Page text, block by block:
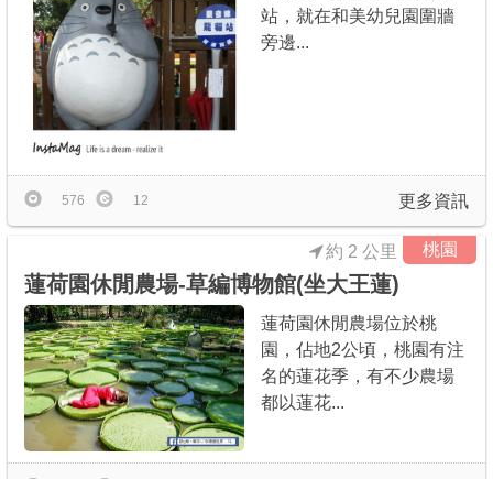
站，就在和美幼兒園圍牆
旁邊...
更多資訊
576 12
桃園
蓮荷園休閒農場-草編博物館(坐大王蓮)
約 2 公里
蓮荷園休閒農場位於桃
園，佔地2公頃，桃園有注
名的蓮花季，有不少農場
都以蓮花...